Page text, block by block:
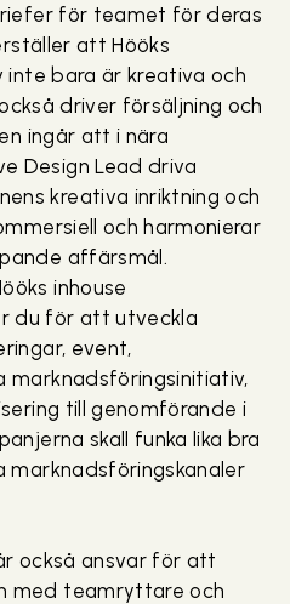
för teamet för deras
att Hööks
bara är kreativa och
driver försäljning och
ingår att i nära
Design Lead driva
kreativa inriktning och
och harmonierar
affärsmål.
inhouse
du för att utveckla
event,
marknadsföringsinitiativ,
till genomförande i
skall funka lika bra
marknadsföringskanaler
också ansvar för att
med teamryttare och